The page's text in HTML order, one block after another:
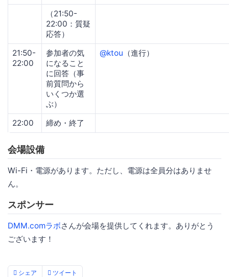
（21:50-
22:00：質疑
応答）
21:50-
22:00
参加者の気
になること
に回答（事
前質問から
いくつか選
ぶ）
@ktou （進行）
22:00 締め・終了
会場設備
Wi-Fi・電源があります。ただし、電源は全員分はありませ
ん。
スポンサー
DMM.comラボさんが会場を提供してくれます。ありがとう
ございます！
シェア ツイート